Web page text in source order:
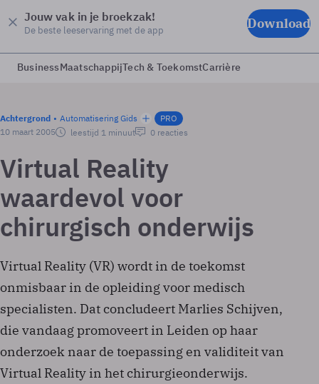
Jouw vak in je broekzak!
De beste leeservaring met de app Download
BusinessMaatschappijTech & ToekomstCarrière
Achtergrond Automatisering Gids
PRO
10 maart 2005
leestijd 1 minuut 0 reacties
Virtual Reality
waardevol voor
chirurgisch onderwijs
Virtual Reality (VR) wordt in de toekomst
onmisbaar in de opleiding voor medisch
specialisten. Dat concludeert Marlies Schijven,
die vandaag promoveert in Leiden op haar
onderzoek naar de toepassing en validiteit van
Virtual Reality in het chirurgieonderwijs.